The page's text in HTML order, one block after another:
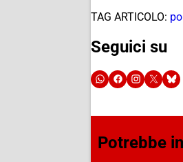
TAG ARTICOLO:
Seguici su
Potrebbe